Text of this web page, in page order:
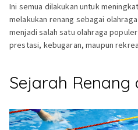
Ini semua dilakukan untuk
melakukan renang sebagai
menjadi salah satu olahraga
prestasi, kebugaran, maupun
Sejarah Renang